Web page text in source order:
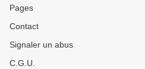
Pages
Contact
Signaler un abus
C.G.U.